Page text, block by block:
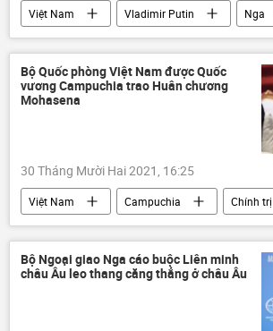
Việt Nam Vladimir Putin
Nga
Nguyễn Phú Trọng
Nguyễn Xuân Phúc
Hợp tác Nga-Việt
Năm mới Tết
Bộ Quốc phòng Việt Nam được Quốc
vương Campuchia trao Huân chương
Mohasena
30 Tháng Mười Hai 2021, 16:25
Việt Nam Campuchia Chính trị
Bộ Ngoại giao Nga cáo buộc Liên minh
châu Âu leo thang căng thẳng ở châu Âu